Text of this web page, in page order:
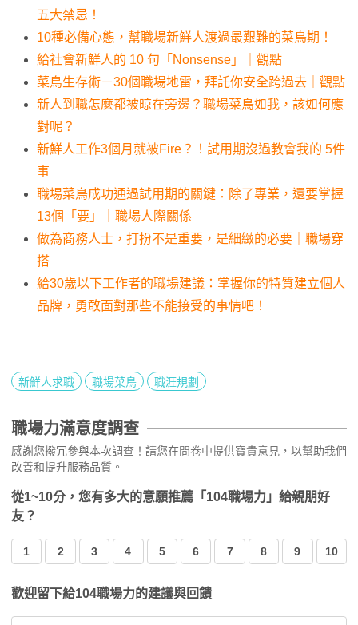
五大禁忌！
10種必備心態，幫職場新鮮人渡過最艱難的菜鳥期！
給社會新鮮人的 10 句「Nonsense」｜觀點
菜鳥生存術－30個職場地雷，拜託你安全跨過去｜觀點
新人到職怎麼都被晾在旁邊？職場菜鳥如我，該如何應
對呢？
新鮮人工作3個月就被Fire？！試用期沒過教會我的 5件
事
職場菜鳥成功通過試用期的關鍵：除了專業，還要掌握
13個「要」｜職場人際關係
做為商務人士，打扮不是重要，是細緻的必要｜職場穿
搭
給30歲以下工作者的職場建議：掌握你的特質建立個人
品牌，勇敢面對那些不能接受的事情吧！
新鮮人求職 職場菜鳥 職涯規劃
職場力滿意度調查
感謝您撥冗參與本次調查！請您在問卷中提供寶貴意見，以幫助我們
改善和提升服務品質。
從1~10分，您有多大的意願推薦「104職場力」給親朋好
友？
1 2 3 4 5 6 7 8 9 10
歡迎留下給104職場力的建議與回饋